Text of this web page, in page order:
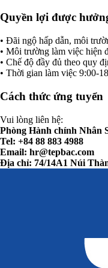
Quyền lợi được
• Đãi ngộ hấp dẫn, môi
• Môi trường làm việc hiện
• Chế độ đầy đủ theo quy
• Thời gian làm việc 9:00-
Cách thức ứng tuyển
Vui lòng liên hệ:
Phòng Hành chính Nhân
Tel: +84 88 883 4988
Email: hr@tepbac.com
Địa chỉ: 74/14A1 Núi